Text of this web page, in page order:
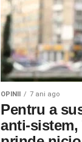
OPINII 7 ani ago
Pentru a
anti-